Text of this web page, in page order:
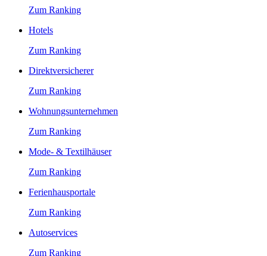
Zum Ranking
Hotels
Zum Ranking
Direktversicherer
Zum Ranking
Wohnungsunternehmen
Zum Ranking
Mode- & Textilhäuser
Zum Ranking
Ferienhausportale
Zum Ranking
Autoservices
Zum Ranking